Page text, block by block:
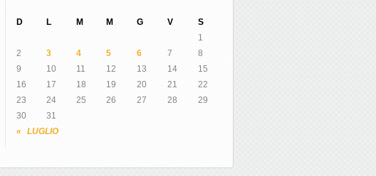
D L M M G V S
« LUGLIO
1
2
3 4 5 6 7
8
9
10 11 12 13 14
15
16
17 18 19 20 21
22
23
24 25 26 27 28
29
30
31